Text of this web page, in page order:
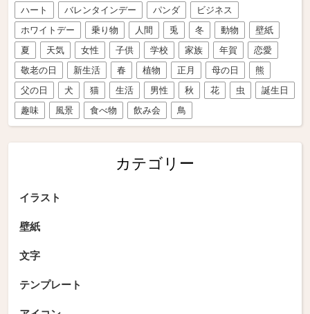
ハート
バレンタインデー パンダ
ビジネス
ホワイトデー
乗り物 人間 兎 冬 動物
壁紙
夏
天気 女性 子供 学校 家族 年賀
恋愛
敬老の日
新生活 春 植物 正月 母の日
熊
父の日
犬 猫 生活 男性 秋 花 虫
誕生日
趣味
風景 食べ物 飲み会 鳥
カテゴリー
イラスト
壁紙
文字
テンプレート